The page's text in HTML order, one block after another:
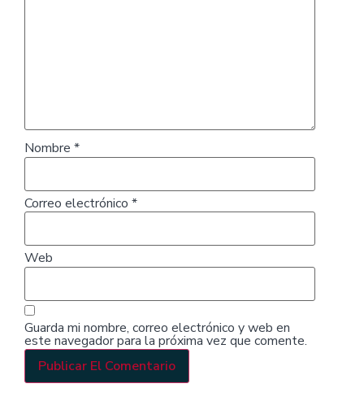
Nombre *
Correo electrónico *
Web
Guarda mi nombre, correo electrónico y web en
este navegador para la próxima vez que comente.